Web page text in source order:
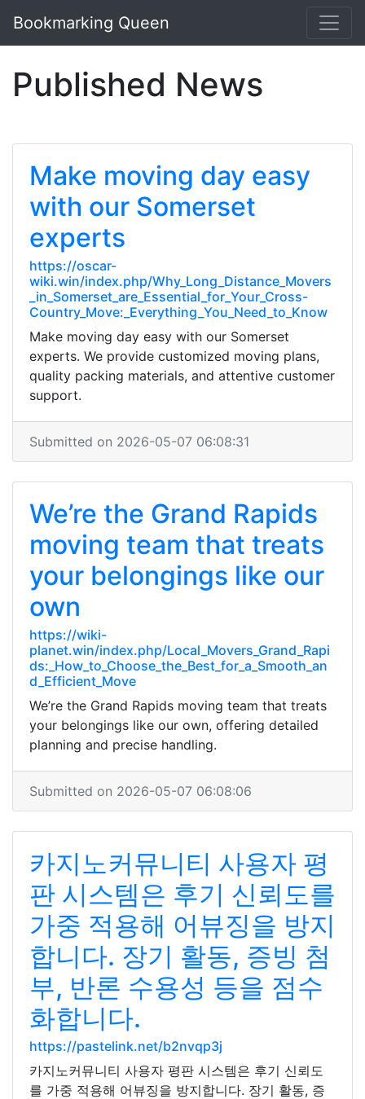
Bookmarking Queen
Published News
Make moving day easy
with our Somerset
experts
https://oscar-
wiki.win/index.php/Why_Long_Distance_Movers
_in_Somerset_are_Essential_for_Your_Cross-
Country_Move:_Everything_You_Need_to_Know
Make moving day easy with our Somerset
experts. We provide customized moving plans,
quality packing materials, and attentive customer
support.
Submitted on 2026-05-07 06:08:31
We’re the Grand Rapids
moving team that treats
your belongings like our
own
https://wiki-
planet.win/index.php/Local_Movers_Grand_Rapi
ds:_How_to_Choose_the_Best_for_a_Smooth_an
d_Efficient_Move
We’re the Grand Rapids moving team that treats
your belongings like our own, offering detailed
planning and precise handling.
Submitted on 2026-05-07 06:08:06
카지노커뮤니티 사용자 평
판 시스템은 후기 신뢰도를
가중 적용해 어뷰징을 방지
합니다. 장기 활동, 증빙 첨
부, 반론 수용성 등을 점수
화합니다.
https://pastelink.net/b2nvqp3j
카지노커뮤니티 사용자 평판 시스템은 후기 신뢰도
를 가중 적용해 어뷰징을 방지합니다. 장기 활동, 증